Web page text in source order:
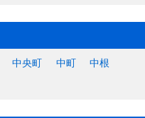
中央町 中町
中根